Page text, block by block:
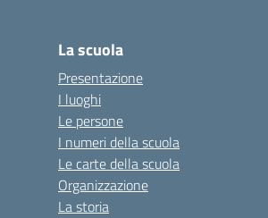
La scuola
Presentazione
I luoghi
Le persone
I numeri della scuola
Le carte della scuola
Organizzazione
La storia